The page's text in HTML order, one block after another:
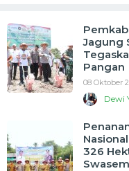
Jagung
Pangan
08 Oktober
Dewi
326